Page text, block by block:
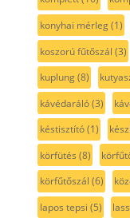
konyhai mérleg(1)
koszorú fűtőszál (3)
kuplung(8)
kávédaráló(3)
késtisztító(1)
körfütés (8)
körfűtőszál (6)
lapos tepsi (5)